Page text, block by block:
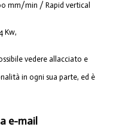
mm/min / Rapid vertical
Kw,
vedere allacciato e
in ogni sua parte, ed è
e-mail